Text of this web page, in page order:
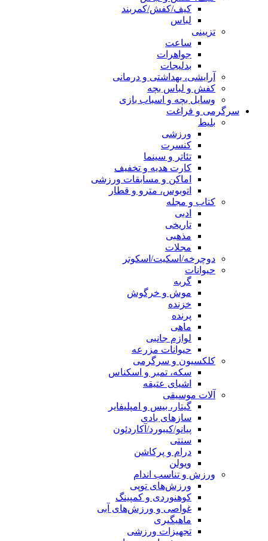
کیف/کفش/کمربند
لباس
تزیینی
ساعت
جواهرات
بدلیجات
آرایشی، بهداشتی و درمانی
کفش و لباس بچه
وسایل بچه و اسباب بازی
سرگرمی و فراغت
بلیط
ورزشی
کنسرت
تئاتر و سینما
کارت هدیه و تخفیف
اماکن و مسابقات ورزشی
اتوبوس، مترو و قطار
کتاب و مجله
ادبی
تاریخی
مذهبی
مجلات
دوچرخه/اسکیت/اسکوتر
حیوانات
گربه
موش و خرگوش
خزنده
پرنده
ماهی
لوازم جانبی
حیوانات مزرعه
کلکسیون و سرگرمی
سکه، تمبر و اسکناس
اشیای عتیقه
آلات موسیقی
گیتار، بیس و امپلیفایر
سازهای بادی
پیانو/کیبورد/آکاردئون
سنتی
درام و پرکاشن
ویولن
ورزش و تناسب اندام
ورزش‌های توپی
کوهنوردی و کمپینگ
غواصی و ورزش‌های آبی
ماهیگیری
تجهیزات ورزشی